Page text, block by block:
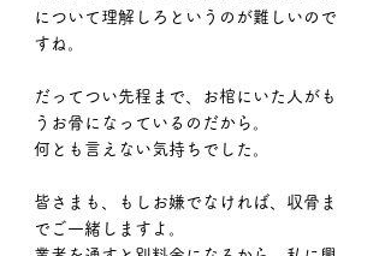
について理解しろというのが難しいので
すね。
だってつい先程まで、お棺にいた人がも
うお骨になっているのだから。
何とも言えない気持ちでした。
皆さまも、もしお嫌でなければ、収骨ま
でご一緒しますよ。